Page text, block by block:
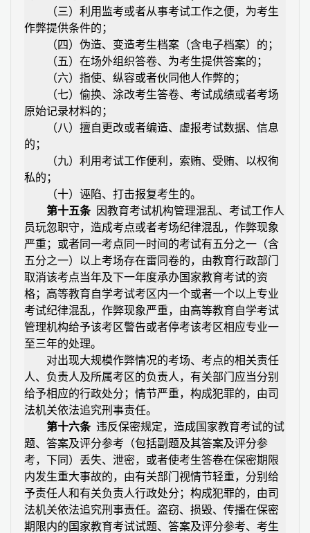
（三）利用监考或者从事考试工作之便，为考生
作弊提供条件的；
（四）伪造、变造考生档案（含电子档案）的；
（五）在场外组织答卷、为考生提供答案的；
（六）指使、纵容或者伙同他人作弊的；
（七）偷换、涂改考生答卷、考试成绩或者考场
原始记录材料的；
（八）擅自更改或者编造、虚报考试数据、信息
的；
（九）利用考试工作便利，索贿、受贿、以权徇
私的；
（十）诬陷、打击报复考生的。
第十五条
因教育考试机构管理混乱、考试工作人
员玩忽职守，造成考点或者考场纪律混乱，作弊现象
严重；或者同一考点同一时间的考试有五分之一（含
五分之一）以上考场存在雷同卷的，由教育行政部门
取消该考点当年及下一年度承办国家教育考试的资
格；高等教育自学考试考区内一个或者一个以上专业
考试纪律混乱，作弊现象严重，由高等教育自学考试
管理机构给予该考区警告或者停考该考区相应专业一
至三年的处理。
对出现大规模作弊情况的考场、考点的相关责任
人、负责人及所属考区的负责人，有关部门应当分别
给予相应的行政处分；情节严重，构成犯罪的，由司
法机关依法追究刑事责任。
第十六条 违反保密规定，造成国家教育考试的试
题、答案及评分参考（包括副题及其答案及评分参
考，下同）丢失、泄密，或者使考生答卷在保密期限
内发生重大事故的，由有关部门视情节轻重，分别给
予责任人和有关负责人行政处分；构成犯罪的，由司
法机关依法追究刑事责任。盗窃、损毁、传播在保密
期限内的国家教育考试试题、答案及评分参考、考生